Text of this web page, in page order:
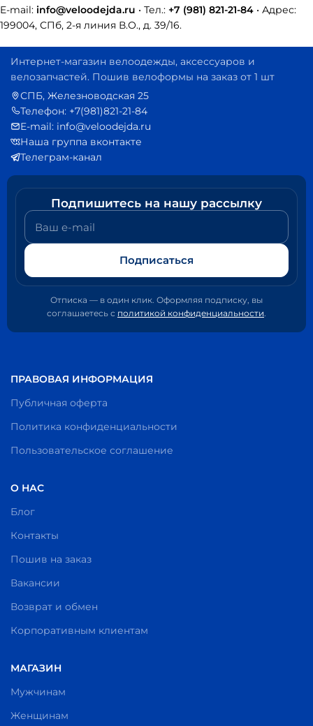
E-mail: info@veloodejda.ru • Тел.: +7 (981) 821-21-84 • Адрес:
199004, СПб, 2-я линия В.О., д. 39/16.
Интернет-магазин велоодежды, аксессуаров и
велозапчастей. Пошив велоформы на заказ от 1 шт
СПБ, Железноводская 25
Телефон: +7(981)821-21-84
E-mail: info@veloodejda.ru
Наша группа вконтакте
Телеграм-канал
Подпишитесь на нашу рассылку
Ваш e-mail
Подписаться
Отписка — в один клик. Оформляя подписку, вы
соглашаетесь с политикой конфиденциальности.
ПРАВОВАЯ ИНФОРМАЦИЯ
Публичная оферта
Политика конфиденциальности
Пользовательское соглашение
О НАС
Блог
Контакты
Пошив на заказ
Вакансии
Возврат и обмен
Корпоративным клиентам
МАГАЗИН
Мужчинам
Женщинам